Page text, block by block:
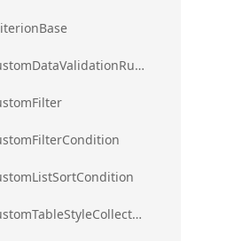
ig.excel.CustomDataValidationRule
ig.excel.CustomTableStyleCollection